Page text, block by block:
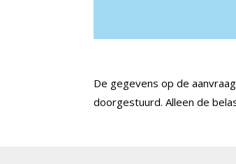
De gegevens op de
doorgestuurd. Alleen de